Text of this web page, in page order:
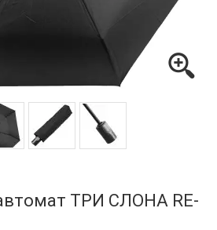
ТРИ СЛОНА RE-